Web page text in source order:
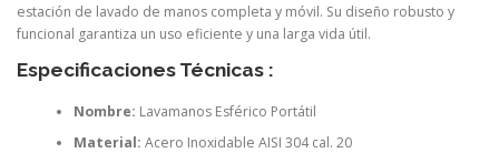
estación de lavado de manos completa y móvil. Su diseño robusto y
funcional garantiza un uso eficiente y una larga vida útil.
Especificaciones Técnicas :
Nombre: Lavamanos Esférico Portátil
Material: Acero Inoxidable AISI 304 cal. 20